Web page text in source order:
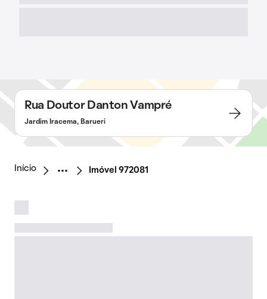
Rua Doutor Danton Vampré
Jardim Iracema, Barueri
Início Imóvel 972081